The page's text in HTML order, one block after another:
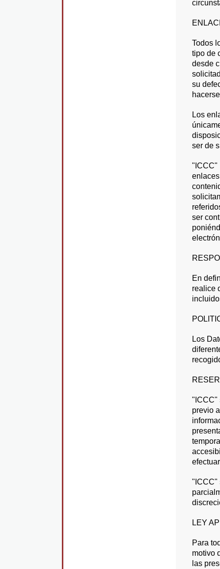
Todos
tipo de
desde
su
Los
ser de
"ICCC"
ser
En
realice
Los
"ICCC"
previo
"ICCC"
LEY
Para
motivo
las